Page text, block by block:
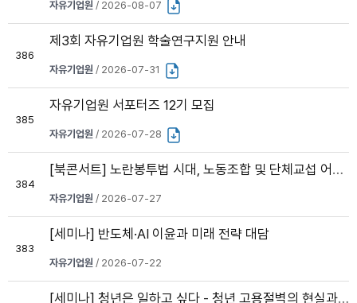
자유기업원 / 2026-08-07
386
제3회 자유기업원 학술연구지원 안내
자유기업원 / 2026-07-31
385
자유기업원 서포터즈 12기 모집
자유기업원 / 2026-07-28
384
[북콘서트] 노란봉투법 시대, 노동조합 및 단체교섭 어떻게 대응하나?
자유기업원 / 2026-07-27
383
[세미나] 반도체·AI 이윤과 미래 전략 대담
자유기업원 / 2026-07-22
[세미나] 청년은 일하고 싶다 - 청년 고용절벽의 현실과 해법-